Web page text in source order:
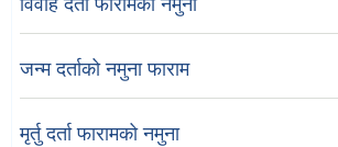
विवाह दर्ता फारामको नमुना
जन्म दर्ताको नमुना फाराम
मृर्तु दर्ता फारामको नमुना